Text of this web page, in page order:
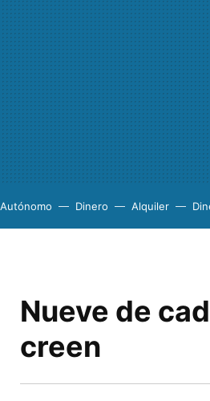
Autónomo Dinero Alquiler
Nueve de
creen